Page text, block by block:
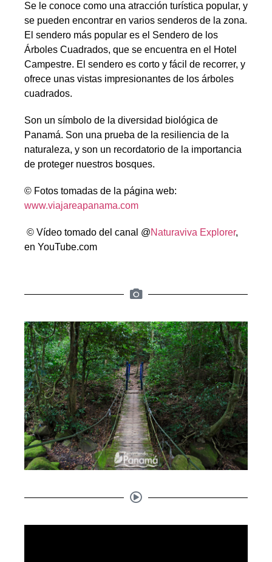
Se le conoce como una atracción turística popular, y
se pueden encontrar en varios senderos de la zona.
El sendero más popular es el Sendero de los
Árboles Cuadrados, que se encuentra en el Hotel
Campestre. El sendero es corto y fácil de recorrer, y
ofrece unas vistas impresionantes de los árboles
cuadrados.
Son un símbolo de la diversidad biológica de
Panamá. Son una prueba de la resiliencia de la
naturaleza, y son un recordatorio de la importancia
de proteger nuestros bosques.
© Fotos tomadas de la página web:
www.viajareapanama.com
© Vídeo tomado del canal @Naturaviva Explorer,
en YouTube.com